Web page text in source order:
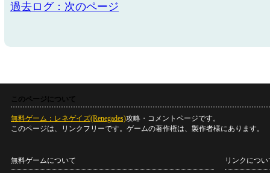
過去ログ：次のページ
このページについて
無料ゲーム：レネゲイズ(Renegades)攻略・コメントページです。
このページは、リンクフリーです。ゲームの著作権は、製作者様にあります。
無料ゲームについて リンクについ